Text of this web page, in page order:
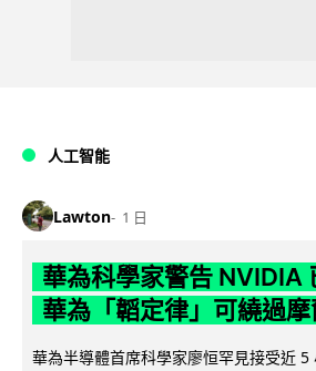
人工智能
Lawton 1 日
華為科學家警告 NVIDIA
華為「韜定律」可繞過
華為半導體首席科學家廖恒罕見接受近 5